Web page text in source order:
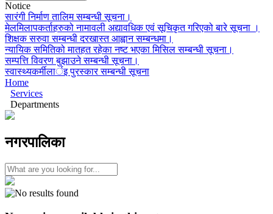
Notice
सारंगी निर्माण तालिम सम्बन्धी सूचना।
मेलमिलापकर्ताहरुको नामावली अद्यावधिक एवं सूचिकृत गरिएको बारे सूचना ।
शिक्षक सरुवा सम्बन्धी दरखास्त आह्वान सम्बन्धमा।
न्यायिक समितिको मातहत रहेका नष्ट भएका मिसिल सम्बन्धी सूचना।
सम्पत्ति विवरण बुझाउने सम्बन्धी सूचना।
स्वास्थ्यकर्मीलार्इ पुरस्कार सम्बन्धी सूचना
Home
Services
Departments
नगरपालिका